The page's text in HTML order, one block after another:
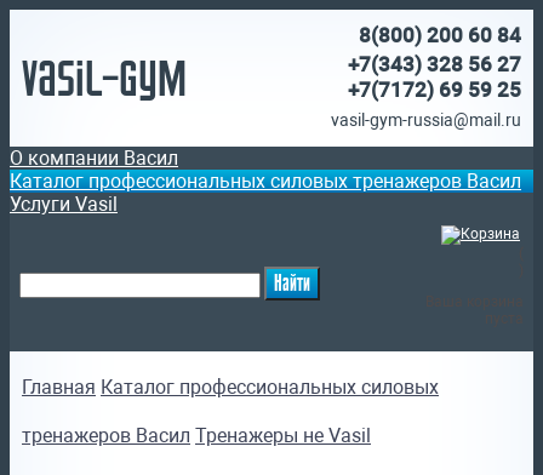
Vasil-Gym
8(800) 200 60 84
+7(343) 328 56 27
+7(7172) 69 59 25
vasil-gym-russia@mail.ru
О компании Васил
Каталог профессиональных силовых тренажеров Васил
Услуги Vasil
Главная Каталог профессиональных силовых
тренажеров Васил Тренажеры не Vasil